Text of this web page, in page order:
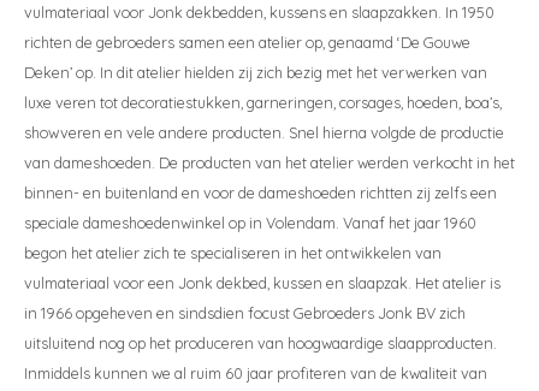
vulmateriaal voor Jonk dekbedden, kussens en slaapzakken. In 1950
richten de gebroeders samen een atelier op, genaamd ‘De Gouwe
Deken’ op. In dit atelier hielden zij zich bezig met het verwerken van
luxe veren tot decoratiestukken, garneringen, corsages, hoeden, boa’s,
showveren en vele andere producten. Snel hierna volgde de productie
van dameshoeden. De producten van het atelier werden verkocht in het
binnen- en buitenland en voor de dameshoeden richtten zij zelfs een
speciale dameshoedenwinkel op in Volendam. Vanaf het jaar 1960
begon het atelier zich te specialiseren in het ontwikkelen van
vulmateriaal voor een Jonk dekbed, kussen en slaapzak. Het atelier is
in 1966 opgeheven en sindsdien focust Gebroeders Jonk BV zich
uitsluitend nog op het produceren van hoogwaardige slaapproducten.
Inmiddels kunnen we al ruim 60 jaar profiteren van de kwaliteit van